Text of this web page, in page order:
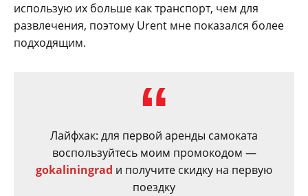
использую их больше как транспорт, чем для
развлечения, поэтому Urent мне показался более
подходящим.
Лайфхак: для первой аренды самоката
воспользуйтесь моим промокодом —
gokaliningrad и получите скидку на первую
поездку